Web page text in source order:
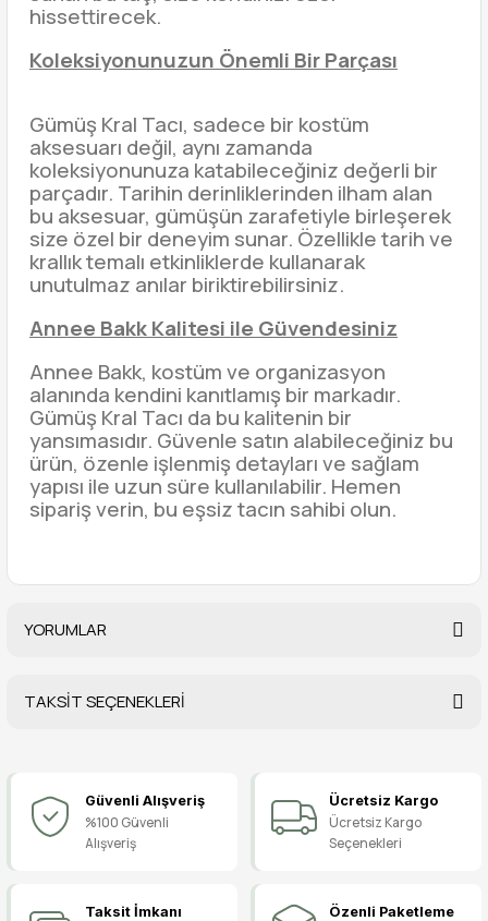
hissettirecek.
Koleksiyonunuzun Önemli Bir Parçası
Gümüş Kral Tacı, sadece bir kostüm
aksesuarı değil, aynı zamanda
koleksiyonunuza katabileceğiniz değerli bir
parçadır. Tarihin derinliklerinden ilham alan
bu aksesuar, gümüşün zarafetiyle birleşerek
size özel bir deneyim sunar. Özellikle tarih ve
krallık temalı etkinliklerde kullanarak
unutulmaz anılar biriktirebilirsiniz.
Annee Bakk Kalitesi ile Güvendesiniz
Annee Bakk, kostüm ve organizasyon
alanında kendini kanıtlamış bir markadır.
Gümüş Kral Tacı da bu kalitenin bir
yansımasıdır. Güvenle satın alabileceğiniz bu
ürün, özenle işlenmiş detayları ve sağlam
yapısı ile uzun süre kullanılabilir. Hemen
sipariş verin, bu eşsiz tacın sahibi olun.
YORUMLAR
Yorum Yaz
TAKSİT SEÇENEKLERİ
Güvenli Alışveriş
%100 Güvenli
Alışveriş
Ücretsiz Kargo
Ücretsiz Kargo
Seçenekleri
Taksit İmkanı Özenli Paketleme